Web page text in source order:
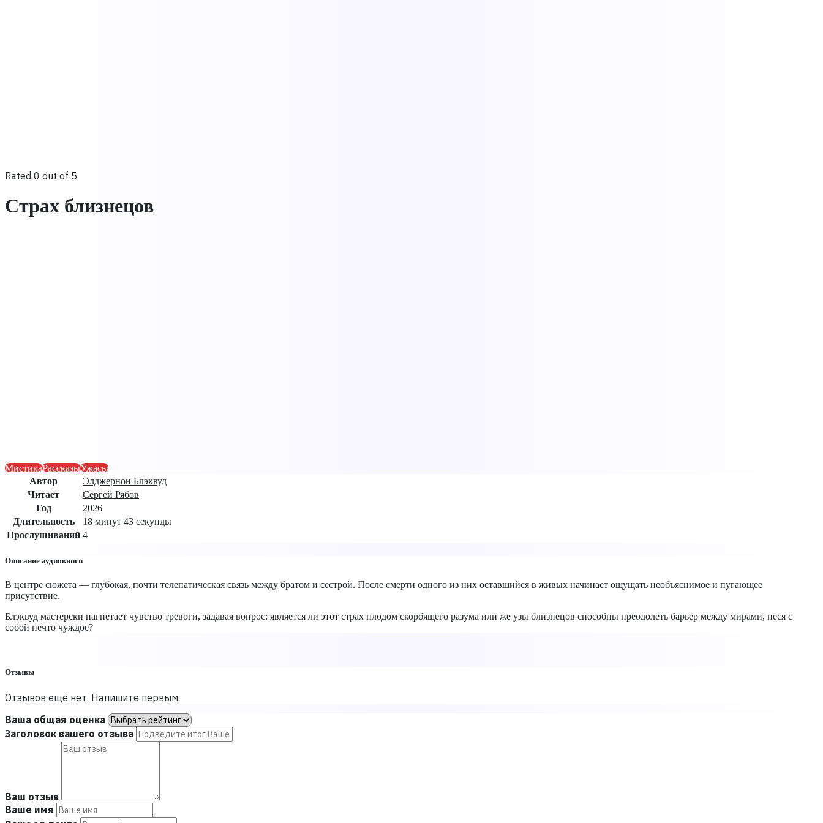
Rated 0 out of 5
Страх близнецов
МистикаРассказыУжасы
Автор
Элджернон Блэквуд
Читает
Сергей Рябов
Год
2026
Длительность
18 минут 43 секунды
Прослушиваний 4
Описание аудиокниги
В центре сюжета — глубокая, почти телепатическая связь между братом и сестрой. После смерти одного из них оставшийся в живых начинает ощущать необъяснимое и пугающее
присутствие.
Блэквуд мастерски нагнетает чувство тревоги, задавая вопрос: является ли этот страх плодом скорбящего разума или же узы близнецов способны преодолеть барьер между мирами, неся с
собой нечто чуждое?
Отзывы
Отзывов ещё нет. Напишите первым.
Ваша общая оценка
Заголовок вашего отзыва
Ваш отзыв
Ваше имя